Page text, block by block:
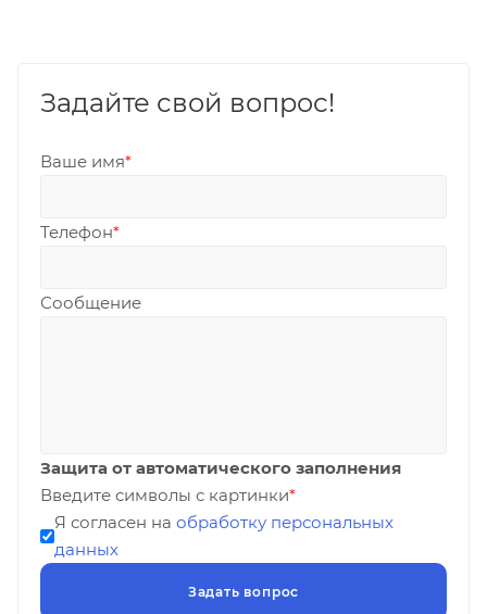
Задайте свой вопрос!
Ваше имя*
Телефон*
Сообщение
Защита от автоматического заполнения
Введите символы с картинки*
Я согласен на обработку персональных
данных